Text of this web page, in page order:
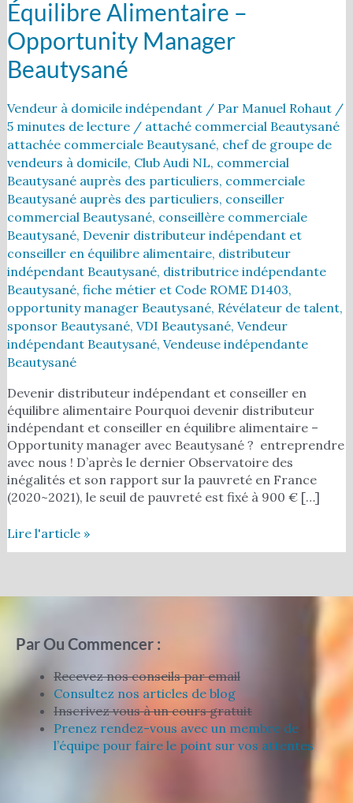
Équilibre Alimentaire –
Opportunity Manager
Beautysané
Vendeur à domicile indépendant/ Par Manuel Rohaut /
5 minutes de lecture/ attaché commercial Beautysané
attachée commerciale Beautysané, chef de groupe de
vendeurs à domicile, Club Audi NL, commercial
Beautysané auprès des particuliers, commerciale
Beautysané auprès des particuliers, conseiller
commercial Beautysané, conseillère commerciale
Beautysané, Devenir distributeur indépendant et
conseiller en équilibre alimentaire, distributeur
indépendant Beautysané, distributrice indépendante
Beautysané, fiche métier et Code ROME D1403,
opportunity manager Beautysané, Révélateur de talent,
sponsor Beautysané, VDI Beautysané, Vendeur
indépendant Beautysané, Vendeuse indépendante
Beautysané
Devenir distributeur indépendant et conseiller en
équilibre alimentaire Pourquoi devenir distributeur
indépendant et conseiller en équilibre alimentaire –
Opportunity manager avec Beautysané ? entreprendre
avec nous ! D’après le dernier Observatoire des
inégalités et son rapport sur la pauvreté en France
(2020~2021), le seuil de pauvreté est fixé à 900 € […]
Lire l'article »
Par Ou Commencer :
Recevez nos conseils par email
Consultez nos articles de blog
Inscrivez vous à un cours gratuit
Prenez rendez-vous avec un membre de
l’équipe pour faire le point sur vos attentes